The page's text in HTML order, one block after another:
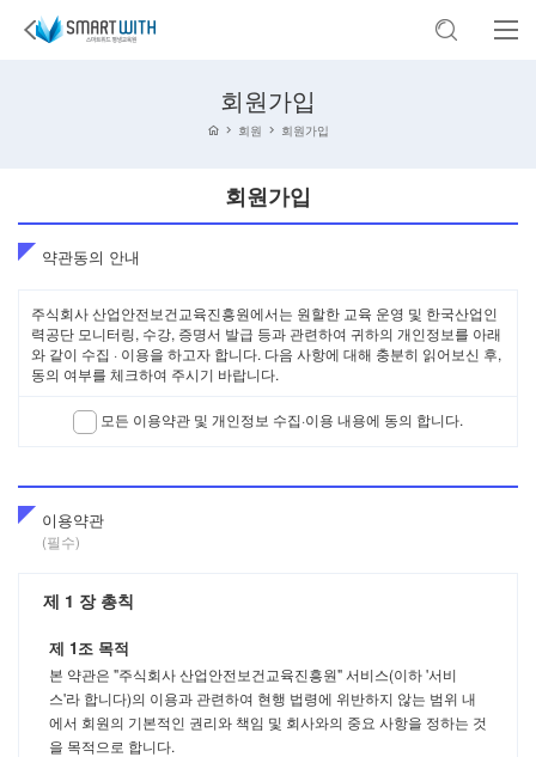
회원가입
회원 회원가입
회원가입
약관동의 안내
주식회사 산업안전보건교육진흥원에서는 원할한 교육 운영 및 한국산업인
력공단 모니터링, 수강, 증명서 발급 등과 관련하여 귀하의 개인정보를 아래
와 같이 수집 · 이용을 하고자 합니다. 다음 사항에 대해 충분히 읽어보신 후,
동의 여부를 체크하여 주시기 바랍니다.
모든 이용약관 및 개인정보 수집·이용 내용에 동의 합니다.
이용약관
(필수)
제 1 장 총칙
제 1조 목적
본 약관은 "주식회사 산업안전보건교육진흥원" 서비스(이하 '서비
스'라 합니다)의 이용과 관련하여 현행 법령에 위반하지 않는 범위 내
에서 회원의 기본적인 권리와 책임 및 회사와의 중요 사항을 정하는 것
을 목적으로 합니다.